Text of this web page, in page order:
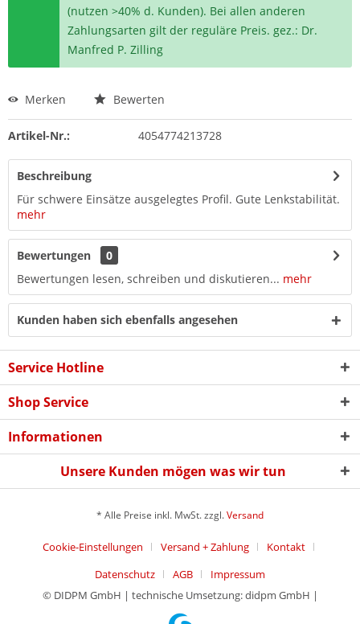
(nutzen >40% d. Kunden). Bei allen anderen
Zahlungsarten gilt der reguläre Preis. gez.: Dr.
Manfred P. Zilling
Merken Bewerten
Artikel-Nr.: 4054774213728
Beschreibung
Für schwere Einsätze ausgelegtes Profil. Gute Lenkstabilität.
mehr
Bewertungen
0
Bewertungen lesen, schreiben und diskutieren... mehr
Kunden haben sich ebenfalls angesehen
Service Hotline
Shop Service
Informationen
Unsere Kunden mögen was wir tun
* Alle Preise inkl. MwSt. zzgl.Versand
Cookie-Einstellungen Versand + Zahlung
Kontakt
Datenschutz
AGB
Impressum
© DIDPM GmbH | technische Umsetzung: didpm GmbH |